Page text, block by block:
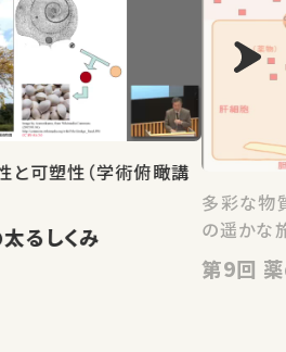
と可塑性（学術俯瞰講
の太るしくみ
多彩な物
の遥かな
第